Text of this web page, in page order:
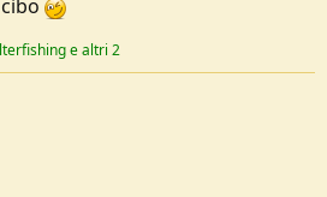
e altri 2